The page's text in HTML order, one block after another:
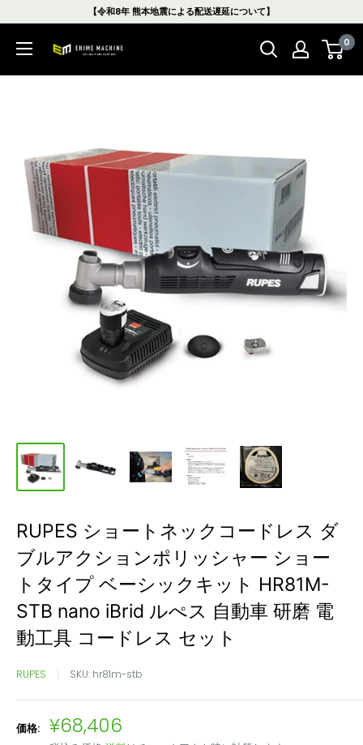
ン
【令和8年 熊本地震による配送遅延について】
エ
本
店
0
RUPES ショートネックコードレス ダ
ブルアクションポリッシャー ショー
トタイプ ベーシックキット HR81M-
STB nano iBrid ルぺス 自動車 研磨 電
動工具 コードレス セット
RUPES SKU: hr81m-stb
価格: 販
¥68,406